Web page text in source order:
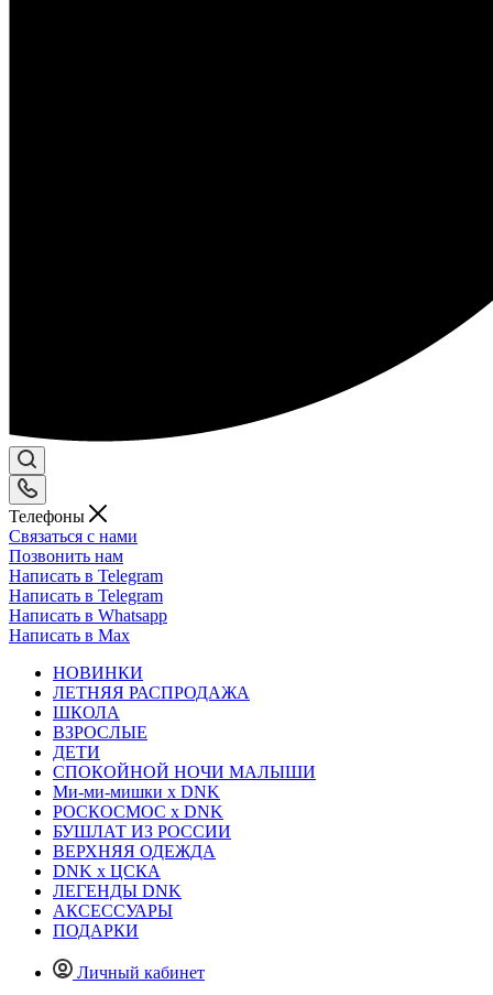
Телефоны
Связаться с нами
Позвонить нам
Написать в Telegram
Написать в Telegram
Написать в Whatsapp
Написать в Max
НОВИНКИ
ЛЕТНЯЯ РАСПРОДАЖА
ШКОЛА
ВЗРОСЛЫЕ
ДЕТИ
СПОКОЙНОЙ НОЧИ МАЛЫШИ
Ми-ми-мишки x DNK
РОСКОСМОС x DNK
БУШЛАТ ИЗ РОССИИ
ВЕРХНЯЯ ОДЕЖДА
DNK x ЦСКА
ЛЕГЕНДЫ DNK
АКСЕССУАРЫ
ПОДАРКИ
Личный кабинет